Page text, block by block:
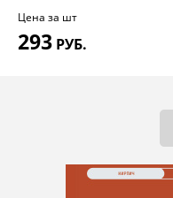
Цена за шт
293 РУБ.